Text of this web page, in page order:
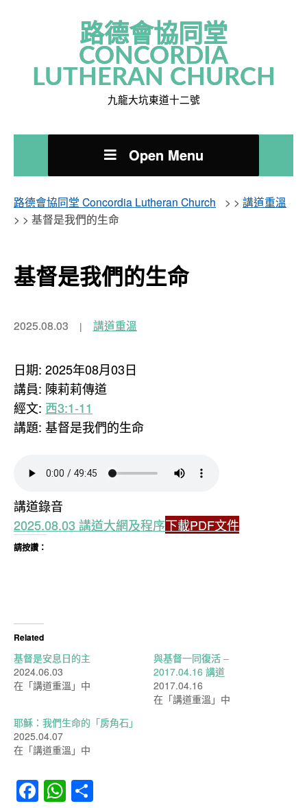
路德會協同堂
CONCORDIA
LUTHERAN CHURCH
九龍大坑東道十二號
Open Menu
路德會協同堂 Concordia Lutheran Church > > 講道重溫
> > 基督是我們的生命
基督是我們的生命
2025.08.03 講道重溫
日期: 2025年08月03日
講員: 陳莉莉傳道
經文: 西3:1-11
講題: 基督是我們的生命
講道錄音
2025.08.03 講道大網及程序下載PDF文件
請按讚：
Related
基督是安息日的主
2024.06.03
在「講道重溫」中
與基督一同復活 –
2017.04.16 講道
2017.04.16
在「講道重溫」中
耶穌：我們生命的「房角石」
2025.04.07
在「講道重溫」中
Facebook
WhatsApp